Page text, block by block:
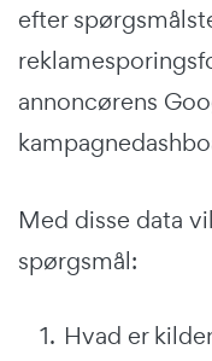
efter
annoncørens
Med disse data
spørgsmål:
Hvad er